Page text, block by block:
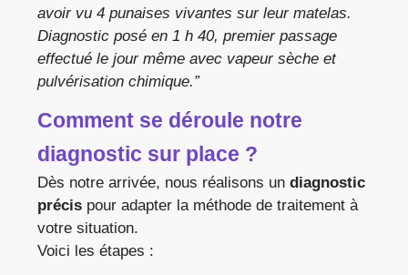
avoir vu 4 punaises vivantes sur leur matelas.
Diagnostic posé en 1 h 40, premier passage
effectué le jour même avec vapeur sèche et
pulvérisation chimique.”
Comment se déroule notre
diagnostic sur place ?
Dès notre arrivée, nous réalisons un diagnostic
précis pour adapter la méthode de traitement à
votre situation.
Voici les étapes :